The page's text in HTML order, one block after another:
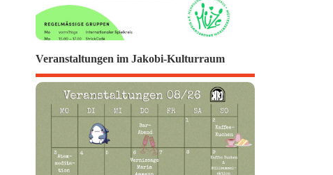
Veranstaltungen im Jakobi-Kulturraum